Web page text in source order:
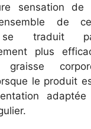
sensation de
de
se traduit
plus
le produit